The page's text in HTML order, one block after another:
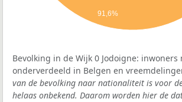
91,6%
Bevolking in de Wijk 0 Jodoigne:
onderverdeeld in Belgen en
van de bevolking naar nationaliteit is voor
helaas onbekend. Daarom worden hier de